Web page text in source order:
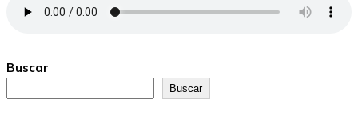
Buscar
Buscar